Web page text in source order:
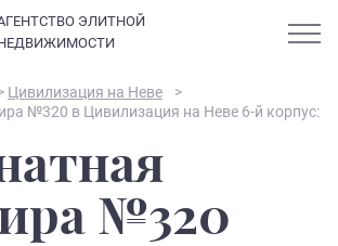
ЭЛИТНОЙ
О компании
Цивилизация на Неве
>
№320 в Цивилизация на Неве 6-й корпус:
№320